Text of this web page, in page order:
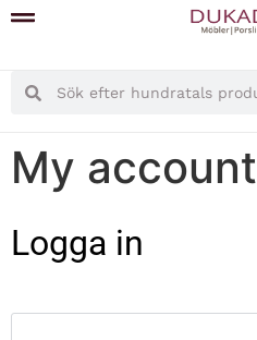
My account
Logga in